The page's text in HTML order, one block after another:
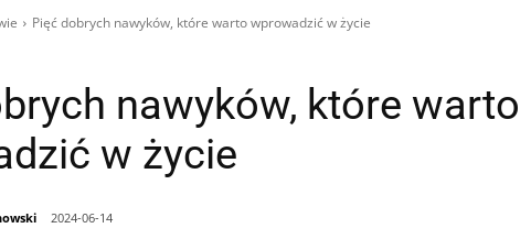
Pięć dobrych nawyków, które warto wprowadzić w życie
nawyków, które warto
w życie
2024-06-14